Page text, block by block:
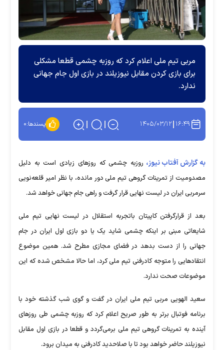
مربی تیم ملی اعلام کرد که روزبه چشمی قطعا مشکلی
برای بازی کردن مقابل نیوزیلند در بازی اول جام جهانی
ندارد.
۱۶:۴۹ ۱۴۰۵/۰۳/۱۲ پسندها:۰
به گزارش آفتاب نیوز، روزبه چشمی که روز‌های زیادی است به دلیل
مصدومیت از تمرینات گروهی تیم ملی دور مانده، با نظر امیر قلعه‌نویی
سرمربی ایران در لیست نهایی قرار گرفت و راهی جام جهانی خواهد شد.
بعد از قرارگرفتن کاپیتان باتجربه استقلال در لیست نهایی تیم ملی
شایعاتی مبنی بر اینکه چشمی شاید یک یا دو بازی اول ایران در جام
جهانی را از دست بدهد در فضای مجازی مطرح شد. همین موضوع
انتقاد‌هایی را متوجه کادرفنی تیم ملی کرد، اما حالا مشخص شده که این
موضوعات صحت ندارد.
سعید الهویی مربی تیم ملی ایران در گفت و گوی شب گذشته خود با
برنامه فوتبال برتر به طور صریح اعلام کرد که روزبه چشمی طی روز‌های
آینده به تمرینات گروهی تیم ملی برمی‌گردد و قطعا در بازی اول مقابل
نیوزیلند حاضر خواهد بود تا با صلاحدید کادرفنی به میدان برود.